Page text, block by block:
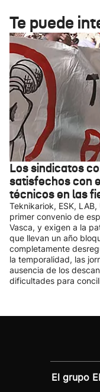
Te puede
Los sindicatos
satisfechos con
técnicos en las
Teknikariok, ESK,
primer convenio de
Vasca, y exigen a la
que llevan un año
completamente
la temporalidad, las
ausencia de los
dificultades para
El grupo